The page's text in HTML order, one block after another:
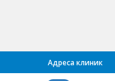
Адреса клиник